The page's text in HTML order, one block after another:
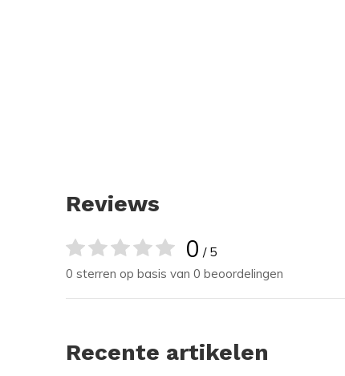
Reviews
0 / 5
0 sterren op basis van 0 beoordelingen
Recente artikelen